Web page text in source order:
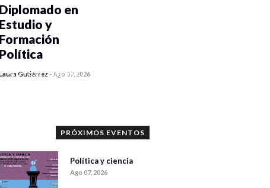
0 veces compartido
Diplomado en
Estudio y
Formación
Política
Gutiérrez -Ago 07, 2026
PRÓXIMOS EVENTOS
Política y ciencia
Ago 07, 2026